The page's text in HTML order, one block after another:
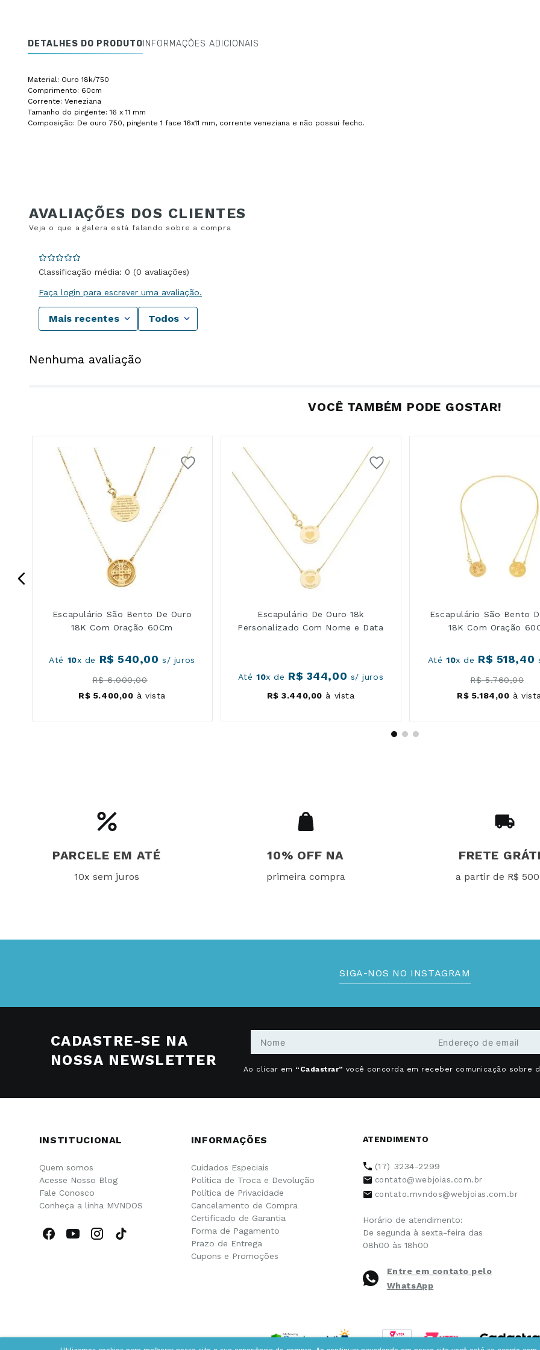
DETALHES DO PRODUTO INFORMAÇÕES ADICIONAIS
Material: Ouro 18k/750
Comprimento: 60cm
Corrente: Veneziana
Tamanho do pingente: 16 x 11 mm
Composição: De ouro 750, pingente 1 face 16x11 mm, corrente veneziana e não possui fecho.
Classificação média: 0 (0 avaliações)
Faça login para escrever uma avaliação.
Mais recentes Todos
Nenhuma avaliação
VOCÊ TAMBÉM PODE GOSTAR!
Escapulário São Bento De Ouro
18K Com Oração 60Cm
Até 10x de R$ 540,00 s/ juros
R$ 6.000,00
R$ 5.400,00 à vista
Escapulário De Ouro 18k
Personalizado Com Nome e Data
Até10x de R$ 344,00 s/ juros
R$ 3.440,00 à vista
Escapulário São Bento
18K Com Oração
Até10x de R$ 518,40
R$ 5.760,00
R$ 5.184,00 à
PARCELE EM ATÉ
10x sem juros
10% OFF NA
primeira compra
FRETE
a partir de R$
SIGA-NOS NO INSTAGRAM
CADASTRE-SE NA
NOSSA NEWSLETTER
Ao clicar em “Cadastrar” você concorda em receber comunicação sobre
INSTITUCIONAL
Quem somos
Acesse Nosso Blog
Fale Conosco
Conheça a linha MVNDOS
INFORMAÇÕES
Cuidados Especiais
Política de Troca e Devolução
Política de Privacidade
Cancelamento de Compra
Certificado de Garantia
Forma de Pagamento
Prazo de Entrega
Cupons e Promoções
ATENDIMENTO
(17) 3234-2299
contato@webjoias.com.br
contato.mvndos@webjoias.com.br
Horário de atendimento:
De segunda à sexta-feira das
08h00 às 18h00
Entre em contato pelo
WhatsApp